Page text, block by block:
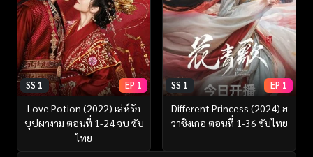
SS 1 EP 1
Love Potion (2022) เล่ห์รัก
บุปผางาม ตอนที่ 1-24 จบ ซับ
ไทย
SS 1 EP 1
Different Princess (2024) ฮ
วาชิงเกอ ตอนที่ 1-36 ซับไทย